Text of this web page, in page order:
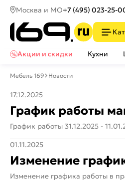
Москва и МО+7 (495) 023-25-
Акции и скидки
Кухни
Мебель 169 Новости
17.12.2025
График работы
График работы 31.12.2025 -
01.11.2025
Изменение
Изменение графика работы в